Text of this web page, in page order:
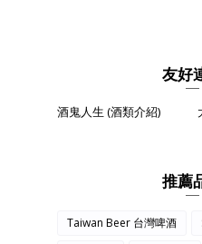
友好
酒鬼人生 (酒類介紹)
推薦
Taiwan Beer 台灣啤酒